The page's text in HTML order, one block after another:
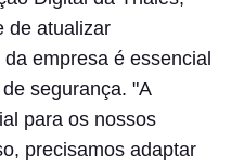
de atualizar
empresa é essencial
segurança. "A
para os nossos
precisamos adaptar